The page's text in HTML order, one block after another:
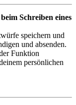
Schreiben eines
speichern und
und absenden.
Funktion
persönlichen